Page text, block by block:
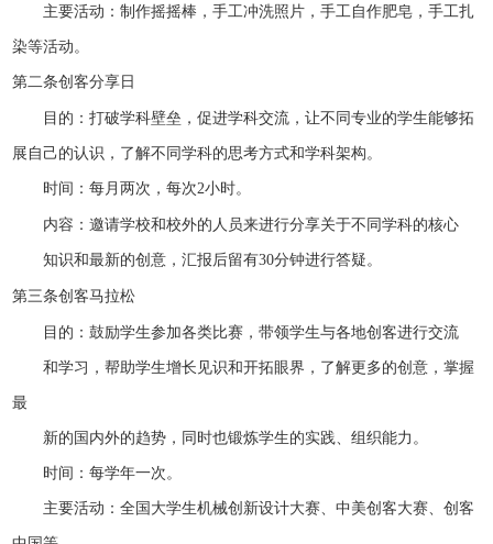
主要活动：制作摇摇棒，手工冲洗照片，手工自作肥皂，手工扎
染等活动。
第二条创客分享日
目的：打破学科壁垒，促进学科交流，让不同专业的学生能够拓
展自己的认识，了解不同学科的思考方式和学科架构。
时间：每月两次，每次2小时。
内容：邀请学校和校外的人员来进行分享关于不同学科的核心
知识和最新的创意，汇报后留有30分钟进行答疑。
第三条创客马拉松
目的：鼓励学生参加各类比赛，带领学生与各地创客进行交流
和学习，帮助学生增长见识和开拓眼界，了解更多的创意，掌握
最
新的国内外的趋势，同时也锻炼学生的实践、组织能力。
时间：每学年一次。
主要活动：全国大学生机械创新设计大赛、中美创客大赛、创客